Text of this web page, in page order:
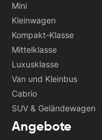
Mini
Kleinwagen
Kompakt-Klasse
Mittelklasse
Luxusklasse
Van und Kleinbus
Cabrio
SUV & Geländewagen
Angebote